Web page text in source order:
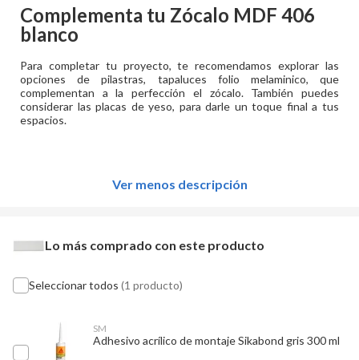
Complementa tu Zócalo MDF 406
blanco
Para completar tu proyecto, te recomendamos explorar las
opciones de pilastras, tapaluces folio melaminico, que
complementan a la perfección el zócalo. También puedes
considerar las placas de yeso, para darle un toque final a tus
espacios.
Ver menos descripción
Lo más comprado con este producto
Seleccionar todos (1 producto)
SM
Adhesivo acrílico de montaje Sikabond gris 300 ml